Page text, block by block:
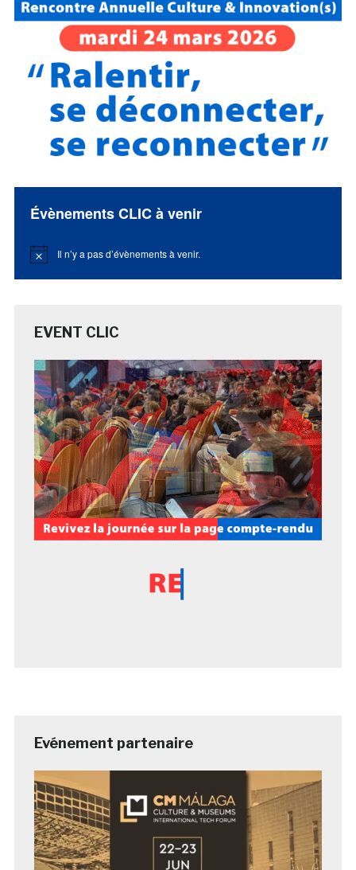
Évènements CLIC à venir
Notice Il n’y a pas d’évènements à venir.
EVENT CLIC
Evénement partenaire